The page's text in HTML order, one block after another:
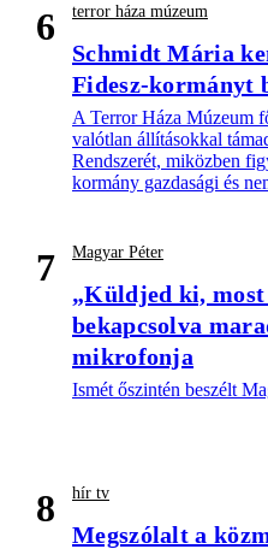
6 terror háza múzeum
Schmidt Mária
Fidesz-kormányt
A Terror Háza Múzeum
valótlan állításokkal
Rendszerét, miközben
kormány gazdasági és
7 Magyar Péter
„Küldjed ki,
bekapcsolva
mikrofonja
Ismét őszintén beszélt
8 hír tv
Megszólalt a